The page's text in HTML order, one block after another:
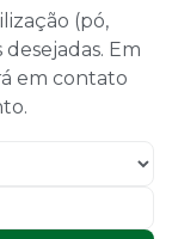
(pó,
Em
em contato